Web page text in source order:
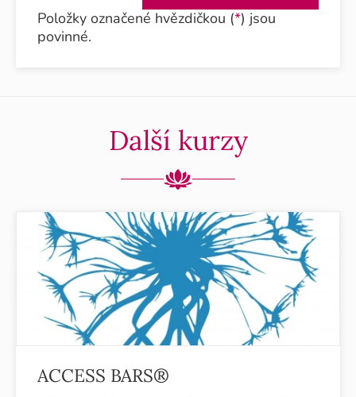
Položky označené hvězdičkou (*) jsou
povinné.
Další kurzy
ACCESS BARS®